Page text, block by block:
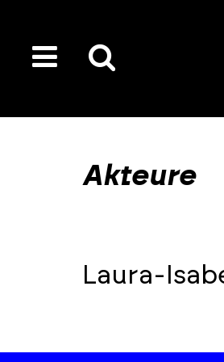
toggle
der
Seite
Akteure
Laura-